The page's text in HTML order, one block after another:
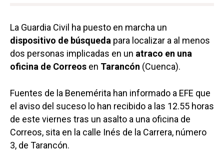
La Guardia Civil ha puesto en marcha un
dispositivo de búsqueda para localizar a al menos
dos personas implicadas en un atraco en una
oficina de Correos en Tarancón (Cuenca).
Fuentes de la Benemérita han informado a EFE que
el aviso del suceso lo han recibido a las 12.55 horas
de este viernes tras un asalto a una oficina de
Correos, sita en la calle Inés de la Carrera, número
3, de Tarancón.